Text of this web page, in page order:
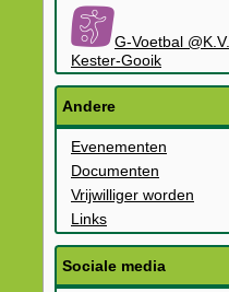
G-Voetbal @K.V.
Kester-Gooik
Andere
Evenementen
Documenten
Vrijwilliger worden
Links
Sociale media